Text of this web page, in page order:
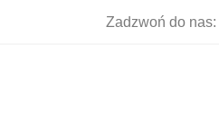
Zadzwoń do nas: